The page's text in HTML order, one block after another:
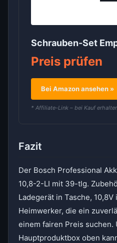
Schrauben-Set
Preis prüfen
Bei Amazon ansehen »
* Affiliate-Link – bei Kauf
Fazit
Der Bosch Professional
10,8-2-LI mit 39-tlg.
Ladegerät in Tasche,
Heimwerker, die ein
einem fairen Preis suchen.
Hauptproduktbox oben